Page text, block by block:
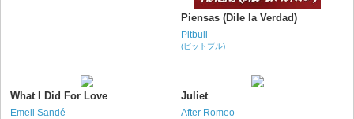
Piensas (Dile la Verdad)
Pitbull
(ピットブル)
What I Did For Love
Emeli Sandé
Juliet
After Romeo